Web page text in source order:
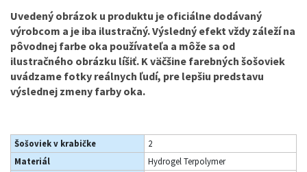
Uvedený obrázok u produktu je oficiálne dodávaný
výrobcom a je iba ilustračný. Výsledný efekt vždy záleží na
pôvodnej farbe oka používateľa a môže sa od
ilustračného obrázku líšiť. K väčšine farebných šošoviek
uvádzame fotky reálnych ľudí, pre lepšiu predstavu
výslednej zmeny farby oka.
Šošoviek v krabičke
2
Materiál
Hydrogel Terpolymer